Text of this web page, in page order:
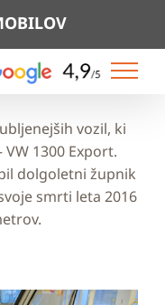
vozil, ki
1300 Export.
dolgoletni župnik
smrti leta 2016